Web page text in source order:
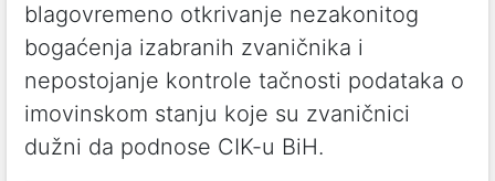
blagovremeno otkrivanje nezakonitog
bogaćenja izabranih zvaničnika i
nepostojanje kontrole tačnosti podataka o
imovinskom stanju koje su zvaničnici
dužni da podnose CIK-u BiH.